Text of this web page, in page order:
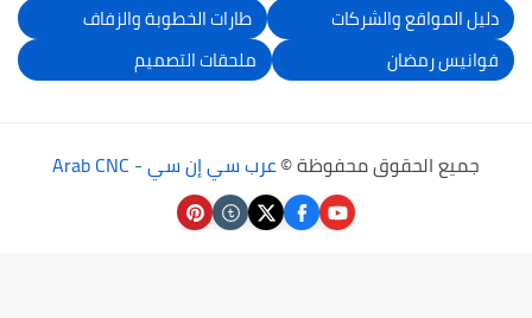
دليل المواقع والشركات
طارات الخطوبة والزفاف
فوانيس رمضان
ملحقات التصميم
جميع الحقوق محفوظة ©عرب سي إن سي - Arab CNC